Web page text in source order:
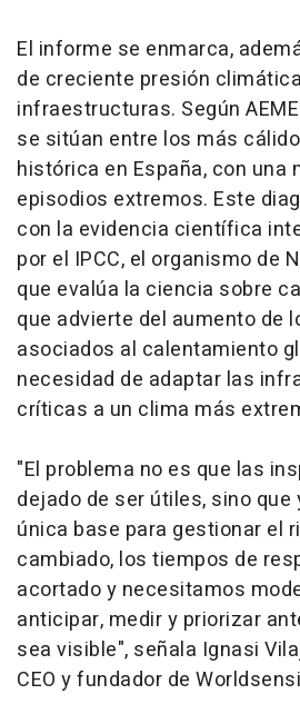
El informe se enmarca,
de creciente presión
infraestructuras. Según
se sitúan entre los más
histórica en España, con una
episodios extremos. Este
con la evidencia científica
por el IPCC, el organismo de
que evalúa la ciencia sobre
que advierte del aumento de
asociados al calentamiento
necesidad de adaptar las
críticas a un clima más
"El problema no es que las
dejado de ser útiles, sino que
única base para gestionar el
cambiado, los tiempos de
acortado y necesitamos
anticipar, medir y priorizar
sea visible", señala Ignasi
CEO y fundador de